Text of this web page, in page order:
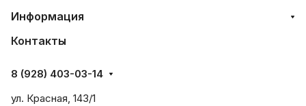
Информация
Контакты
8 (928) 403-03-14
ул. Красная, 143/1